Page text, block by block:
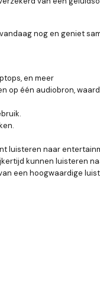
nog en geniet
en meer
op één audiobron,
luisteren naar
kunnen luisteren
een hoogwaardige